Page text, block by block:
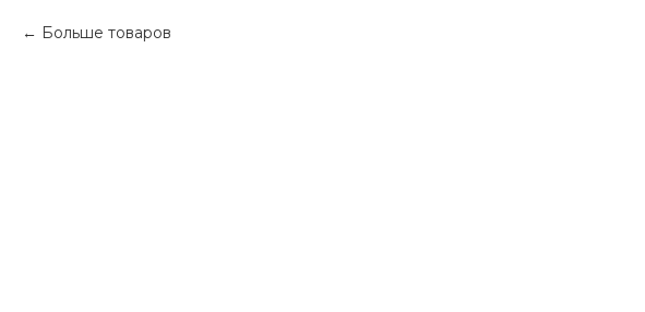
Больше товаров